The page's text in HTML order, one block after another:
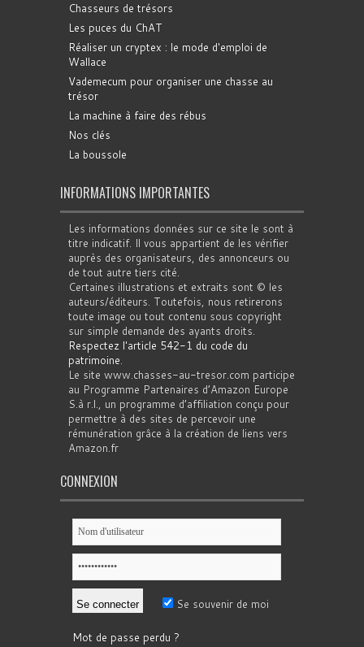
Chasseurs de trésors
Les puces du ChAT
Réaliser un cryptex : le mode d'emploi de
Wallace
Vademecum pour organiser une chasse au
trésor
La machine à faire des rébus
Nos clés
La boussole
INFORMATIONS IMPORTANTES
Les informations données sur ce site le sont à
titre indicatif. Il vous appartient de les vérifier
auprès des organisateurs, des annonceurs ou
de tout autre tiers cité.
Certaines illustrations et extraits sont © les
auteurs/éditeurs. Toutefois, nous retirerons
toute image ou tout contenu sous copyright
sur simple demande des ayants droits.
Respectez l'article 542-1 du code du
patrimoine.
Le site www.chasses-au-tresor.com participe
au Programme Partenaires d’Amazon Europe
S.à r.l., un programme d’affiliation conçu pour
permettre à des sites de percevoir une
rémunération grâce à la création de liens vers
Amazon.fr
CONNEXION
Se souvenir de moi
Mot de passe perdu ?